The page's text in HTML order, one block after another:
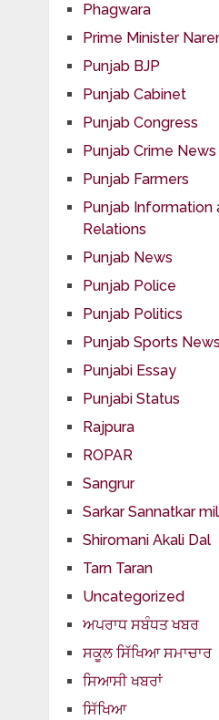
Phagwara
Prime Minister
Punjab BJP
Punjab Cabinet
Punjab Congress
Punjab Crime News
Punjab Farmers
Punjab Information
Relations
Punjab News
Punjab Police
Punjab Politics
Punjab Sports News
Punjabi Essay
Punjabi Status
Rajpura
ROPAR
Sangrur
Sarkar Sannatkar
Shiromani Akali Dal
Tarn Taran
Uncategorized
ਅਪਰਾਧ ਸਬੰਧਤ ਖਬਰ
ਸਕੂਲ ਸਿੱਖਿਆ ਸਮਾਚਾਰ
ਸਿਆਸੀ ਖਬਰਾਂ
ਸਿੱਖਿਆ